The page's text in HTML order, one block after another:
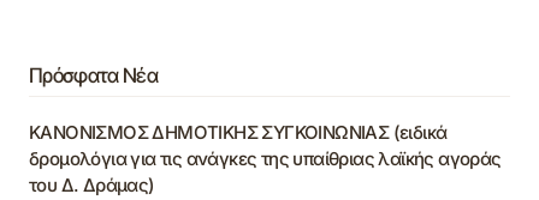
Πρόσφατα Νέα
ΚΑΝΟΝΙΣΜΟΣ ΔΗΜΟΤΙΚΗΣ ΣΥΓΚΟΙΝΩΝΙΑΣ (ειδικά
δρομολόγια για τις ανάγκες της υπαίθριας λαϊκής αγοράς
του Δ. Δράμας)